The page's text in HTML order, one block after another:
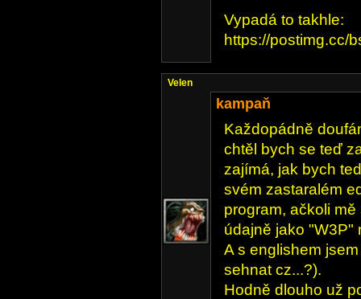
Vypadá to takhle:
https://postimg.cc/
Velen
kampaň
Každopádně
chtěl bych se teď
zajímá, jak bych
svém zastaralém
program, ačkoli
údajně jako "W3P"
A s englishem
sehnat cz...?).
Hodně dlouho už